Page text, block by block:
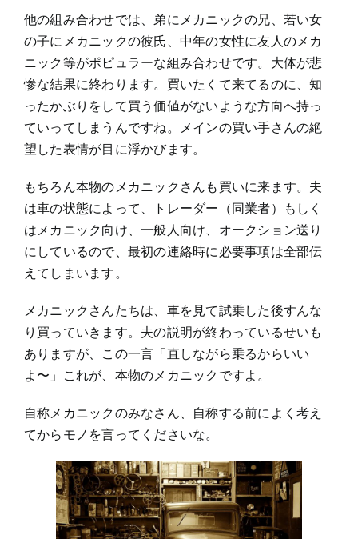
他の組み合わせでは、弟にメカニックの兄、若い女
の子にメカニックの彼氏、中年の女性に友人のメカ
ニック等がポピュラーな組み合わせです。大体が悲
惨な結果に終わります。買いたくて来てるのに、知
ったかぶりをして買う価値がないような方向へ持っ
ていってしまうんですね。メインの買い手さんの絶
望した表情が目に浮かびます。
もちろん本物のメカニックさんも買いに来ます。夫
は車の状態によって、トレーダー（同業者）もしく
はメカニック向け、一般人向け、オークション送り
にしているので、最初の連絡時に必要事項は全部伝
えてしまいます。
メカニックさんたちは、車を見て試乗した後すんな
り買っていきます。夫の説明が終わっているせいも
ありますが、この一言「直しながら乗るからいい
よ〜」これが、本物のメカニックですよ。
自称メカニックのみなさん、自称する前によく考え
てからモノを言ってくださいな。